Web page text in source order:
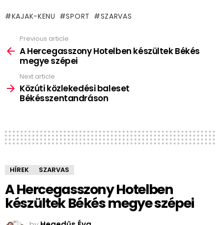
KAJAK-KENU SPORT SZARVAS
more
Previous article
A Hercegasszony Hotelben készültek Békés
megye szépei
Next article
Közúti közlekedési baleset
Békésszentandráson
HÍREK SZARVAS
A Hercegasszony Hotelben
készültek Békés megye szépei